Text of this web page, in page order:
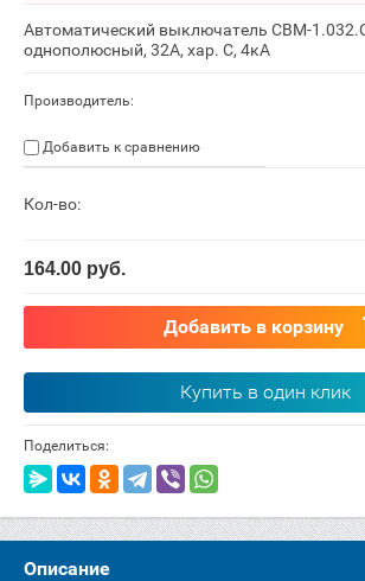
Автоматический выключатель CBM-
однополюсный, 32А, хар. С, 4кА
Производитель:
Добавить к сравнению
Кол-во:
164.00 руб.
Добавить в корзину
Купить в один клик
Поделиться:
Описание